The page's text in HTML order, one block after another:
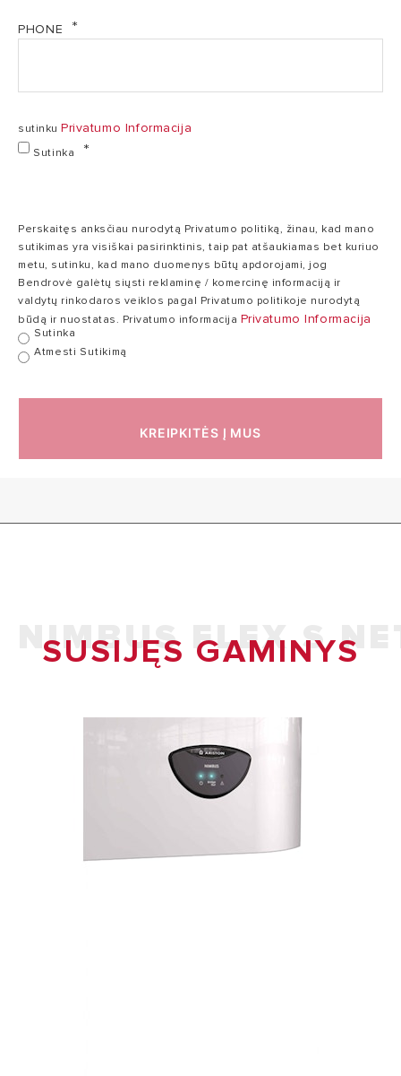
PHONE
sutinku Privatumo Informacija
Sutinka
Perskaitęs anksčiau nurodytą Privatumo politiką, žinau, kad mano
sutikimas yra visiškai pasirinktinis, taip pat atšaukiamas bet kuriuo
metu, sutinku, kad mano duomenys būtų apdorojami, jog
Bendrovė galėtų siųsti reklaminę / komercinę informaciją ir
valdytų rinkodaros veiklos pagal Privatumo politikoje nurodytą
būdą ir nuostatas. Privatumo informacija Privatumo Informacija
Sutinka
Atmesti Sutikimą
KREIPKITĖS Į MUS
NIMBUS FLEX S
SUSIJĘS GAMINYS